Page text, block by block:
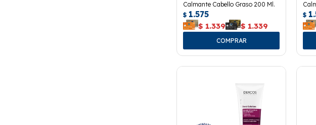
Calmante Cabello Graso 200 Ml.
$ 1.575
$ 1.339 $ 1.339
$